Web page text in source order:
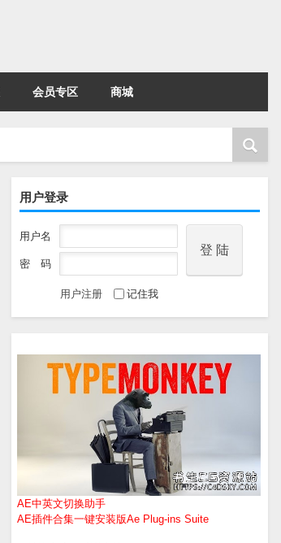
会员专区 商城
用户登录
用户名
密 码
用户注册 记住我
AE中英文切换助手
AE插件合集一键安装版Ae Plug-ins Suite